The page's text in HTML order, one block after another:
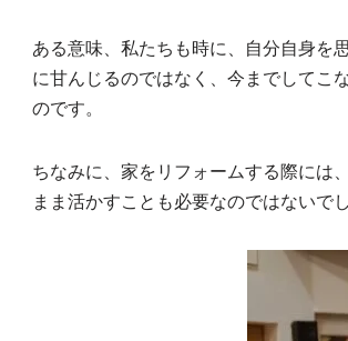
ある意味、私たちも時に、自分自身を
に甘んじるのではなく、今までしてこ
のです。
ちなみに、家をリフォームする際には
まま活かすことも必要なのではないで